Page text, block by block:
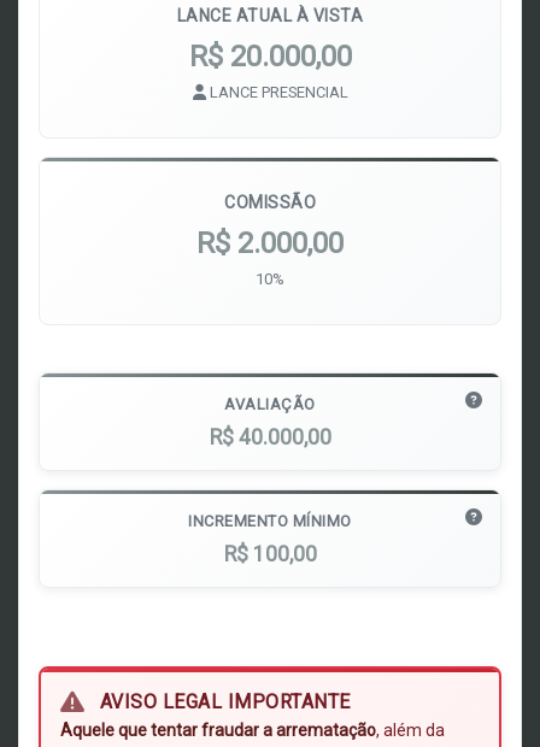
LANCE ATUAL À VISTA
R$ 20.000,00
LANCE PRESENCIAL
COMISSÃO
R$ 2.000,00
10%
AVALIAÇÃO
R$ 40.000,00
INCREMENTO MÍNIMO
R$ 100,00
AVISO LEGAL IMPORTANTE
Aquele que tentar fraudar a arrematação, além da